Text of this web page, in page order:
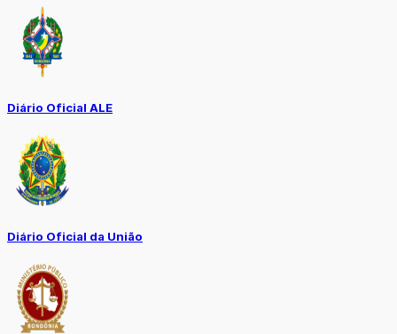
Diário Oficial ALE
Diário Oficial da União